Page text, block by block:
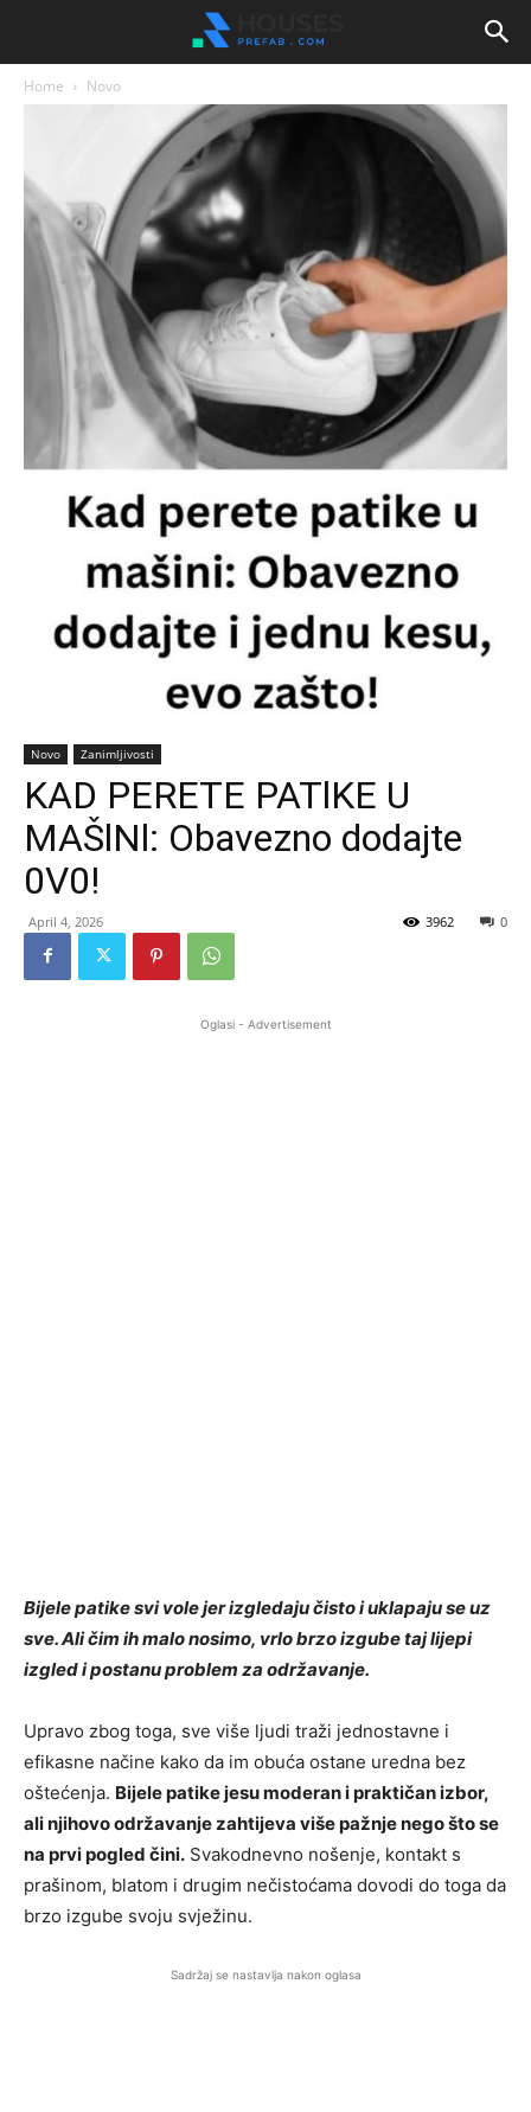
Home Novo
Novo Zanimljivosti
KAD PERETE PATlKE U
MAŠlNl: Obavezno dodajte
0V0!
April 4, 2026 0
3962
Oglasi - Advertisement
Bijele patike svi vole jer izgledaju čisto i uklapaju se uz
sve. Ali čim ih malo nosimo, vrlo brzo izgube taj lijepi
izgled i postanu problem za održavanje.
Upravo zbog toga, sve više ljudi traži jednostavne i
efikasne načine kako da im obuća ostane uredna bez
oštećenja. Bijele patike jesu moderan i praktičan izbor,
ali njihovo održavanje zahtijeva više pažnje nego što se
na prvi pogled čini. Svakodnevno nošenje, kontakt s
prašinom, blatom i drugim nečistoćama dovodi do toga da
brzo izgube svoju svježinu.
Sadržaj se nastavlja nakon oglasa